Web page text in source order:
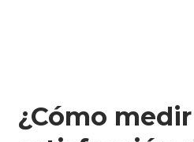
¿Cómo